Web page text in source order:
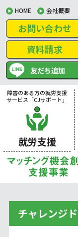
HOME 会社概要
お問い合わせ
資料請求
友だち追加
障害のある方の就労支援
サービス「CJサポート」
就労支援
チャレンジ